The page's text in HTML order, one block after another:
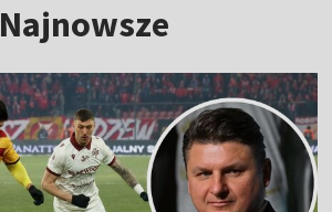
Najnowsze